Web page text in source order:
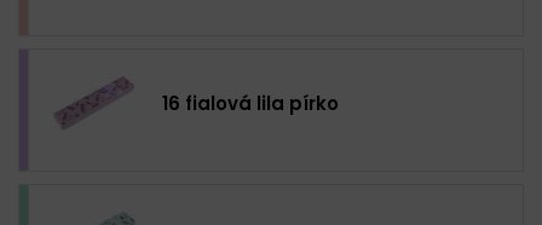
16 fialová lila pírko